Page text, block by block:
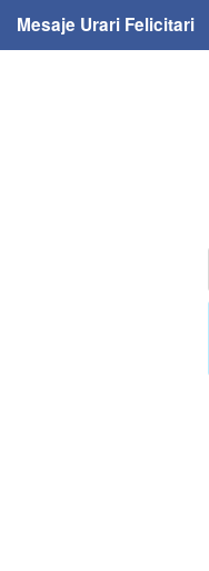
Mesaje Urari Felicitari